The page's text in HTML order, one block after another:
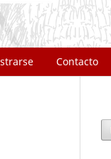
Contacto